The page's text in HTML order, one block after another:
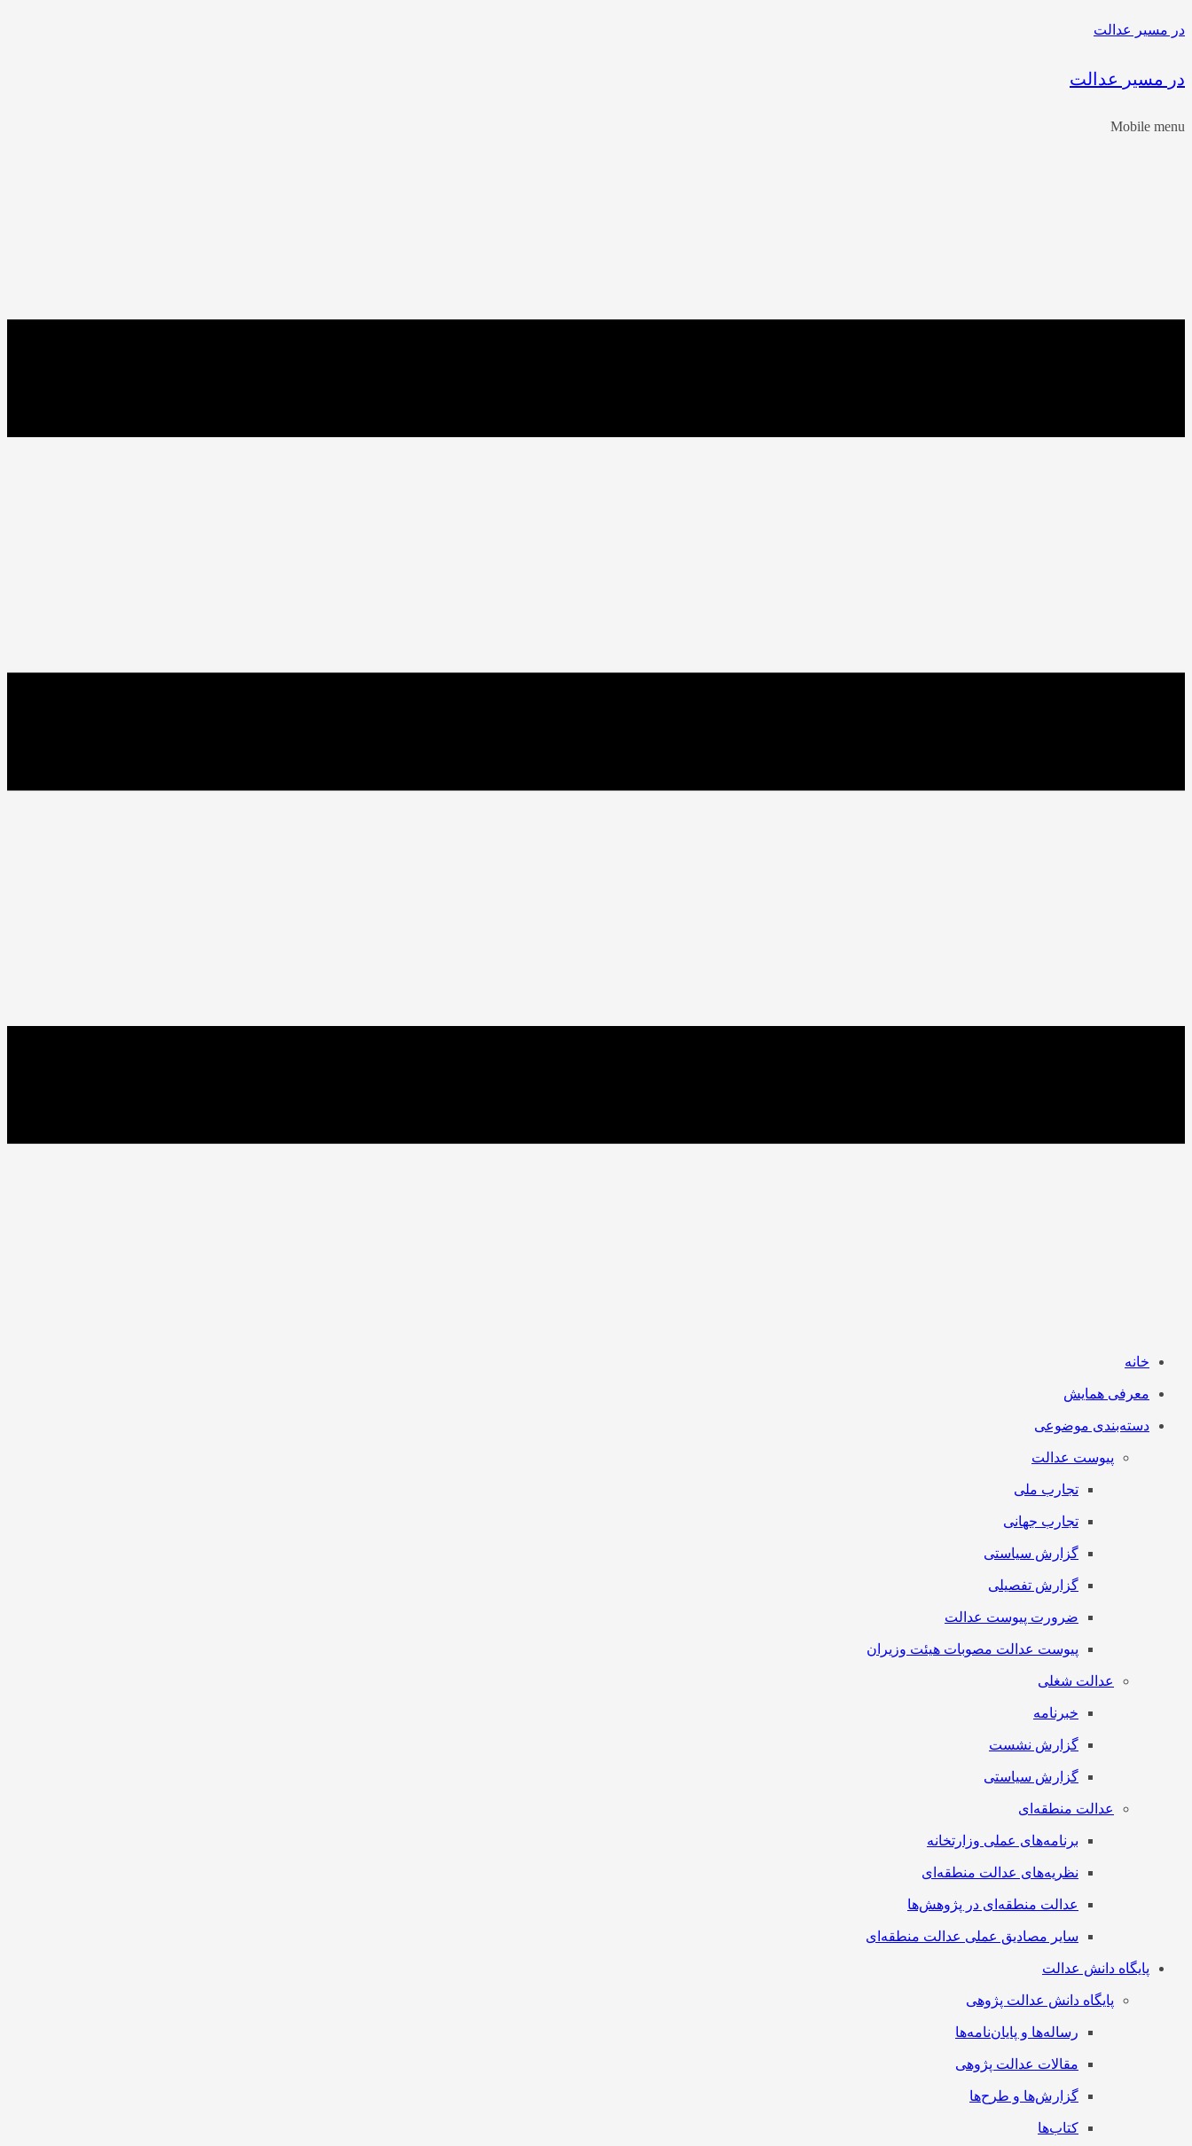
در مسیر عدالت
در مسیر عدالت
Mobile menu
خانه
معرفی همایش
دسته‌بندی موضوعی
پیوست عدالت
تجارب ملی
تجارب جهانی
گزارش سیاستی
گزارش تفصیلی
ضرورت پیوست عدالت
پیوست عدالت مصوبات هیئت وزیران
عدالت شغلی
خبرنامه
گزارش نشست
گزارش سیاستی
عدالت منطقه‌ای
برنامه‌های عملی وزارتخانه
نظریه‌های عدالت منطقه‌ای
عدالت منطقه‌ای در پژوهش‌ها
سایر مصادیق عملی عدالت منطقه‌ای
پایگاه دانش عدالت
پایگاه دانش عدالت پژوهی
رساله‌ها و پایان‌نامه‌ها
مقالات عدالت پژوهی
گزارش‌ها و طرح‌ها
کتاب‌ها